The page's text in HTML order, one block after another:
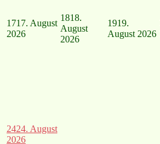
1717. August
2026
1818.
August
2026
1919.
August 2026
2424. August
2026